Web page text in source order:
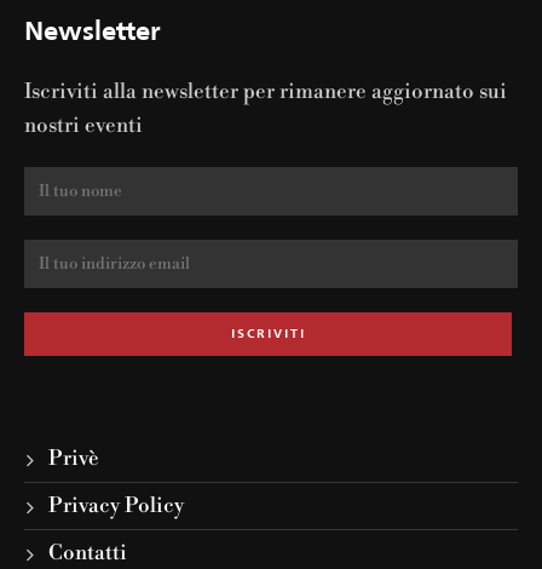
Newsletter
Iscriviti alla newsletter per rimanere aggiornato sui
nostri eventi
Privè
Privacy Policy
Contatti